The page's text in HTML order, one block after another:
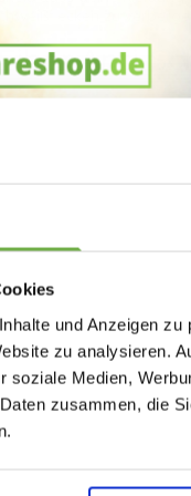
und Anzeigen
zu analysieren.
soziale Medien,
zusammen, die
zu
Anti-
zu halten.
zu besonderen Anlässen.
geeignet ist.